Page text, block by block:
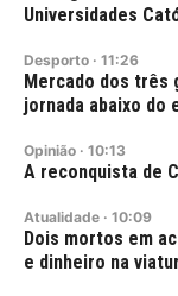
Universidades
Desporto · 11:26
Mercado dos três
jornada abaixo do
Opinião · 10:13
A reconquista de
Atualidade · 10:09
Dois mortos em
e dinheiro na